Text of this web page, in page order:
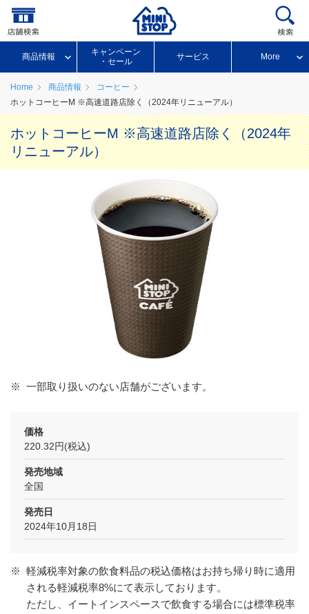
商品情報
キャンペーン
・セール
サービス More
Home 商品情報
コーヒー
ホットコーヒーM ※高速道路店除く（2024年リニューアル）
ホットコーヒーM ※高速道路店除く（2024年
リニューアル）
※ 一部取り扱いのない店舗がございます。
価格
220.32円(税込)
発売地域
全国
発売日
2024年10月18日
※ 軽減税率対象の飲食料品の税込価格はお持ち帰り時に適用
される軽減税率8%にて表示しております。
ただし、イートインスペースで飲食する場合には標準税率